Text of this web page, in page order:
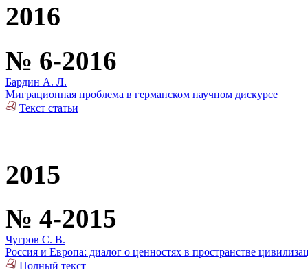
2016
№ 6-2016
Бардин А. Л.
Миграционная проблема в германском научном дискурсе
Текст статьи
2015
№ 4-2015
Чугров С. В.
Россия и Европа: диалог о ценностях в пространстве
Полный текст